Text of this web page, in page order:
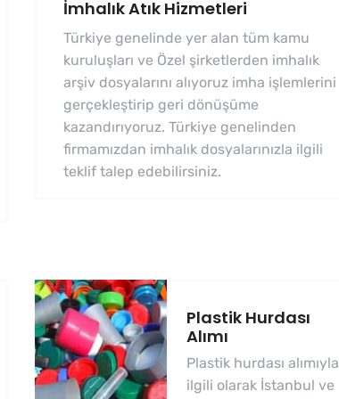
İmhalık Atık Hizmetleri
Türkiye genelinde yer alan tüm kamu
kuruluşları ve Özel şirketlerden imhalık
arşiv dosyalarını alıyoruz imha işlemlerini
gerçekleştirip geri dönüşüme
kazandırıyoruz. Türkiye genelinden
firmamızdan imhalık dosyalarınızla ilgili
teklif talep edebilirsiniz.
Plastik Hurdası
Alımı
Plastik hurdası alımıyla
ilgili olarak İstanbul ve